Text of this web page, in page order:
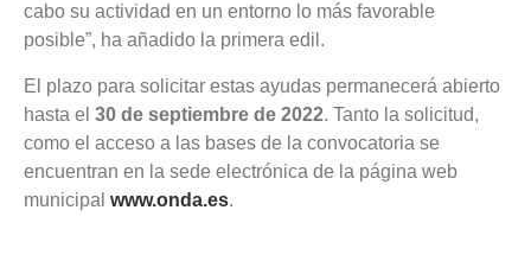
cabo su actividad en un entorno lo más favorable
posible”, ha añadido la primera edil.
El plazo para solicitar estas ayudas permanecerá abierto
hasta el 30 de septiembre de 2022. Tanto la solicitud,
como el acceso a las bases de la convocatoria se
encuentran en la sede electrónica de la página web
municipal www.onda.es.